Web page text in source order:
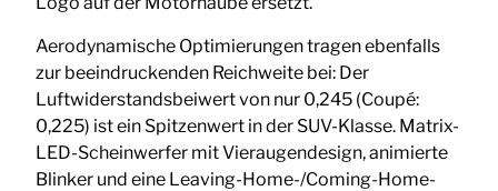
Aerodynamische Optimierungen tragen ebenfalls
zur beeindruckenden Reichweite bei: Der
Luftwiderstandsbeiwert von nur 0,245 (Coupé:
0,225) ist ein Spitzenwert in der SUV-Klasse. Matrix-
LED-Scheinwerfer mit Vieraugendesign, animierte
Blinker und eine Leaving-Home-/Coming-Home-